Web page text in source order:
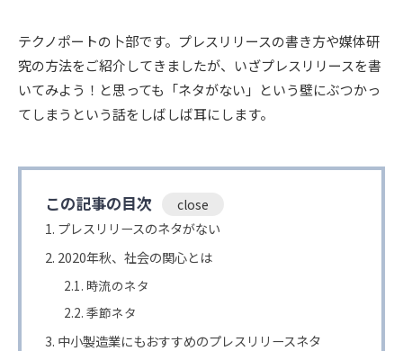
テクノポートの卜部です。プレスリリースの書き方や媒体研
究の方法をご紹介してきましたが、いざプレスリリースを書
いてみよう！と思っても「ネタがない」という壁にぶつかっ
てしまうという話をしばしば耳にします。
この記事の目次
プレスリリースのネタがない
2020年秋、社会の関心とは
時流のネタ
季節ネタ
中小製造業にもおすすめのプレスリリースネタ